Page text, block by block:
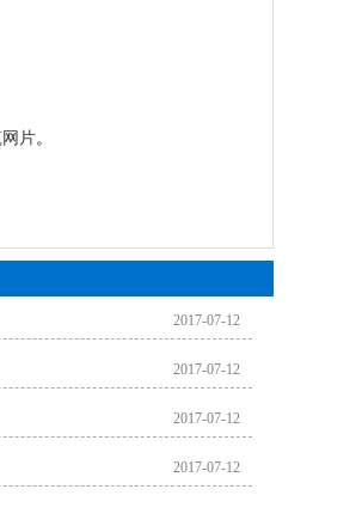
片。
2017-07-12
2017-07-12
2017-07-12
2017-07-12